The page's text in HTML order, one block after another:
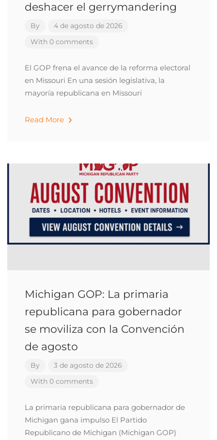
deshacer el gerrymandering
By
4 de agosto de 2026
With 0 comments
El GOP frena el avance de la reforma electoral
en Missouri En una sesión legislativa, la
mayoría republicana en Missouri
Read More
Michigan GOP: La primaria
republicana para gobernador
se moviliza con la Convención
de agosto
By
3 de agosto de 2026
With 0 comments
La primaria republicana para gobernador de
Michigan gana impulso El Partido
Republicano de Michigan (Michigan GOP)